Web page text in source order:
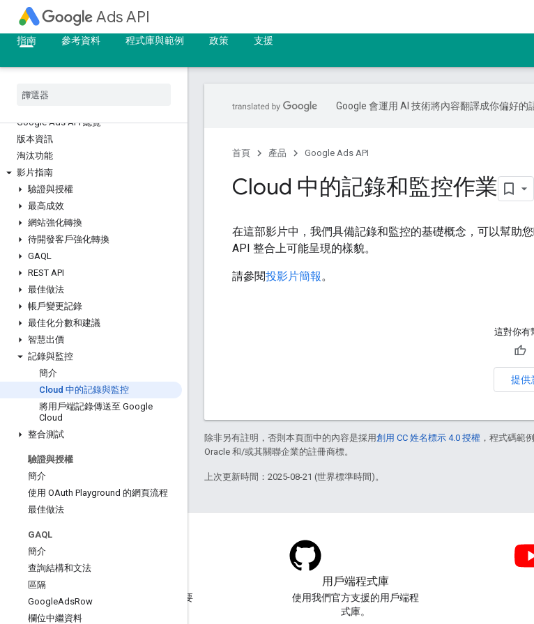
Ads API
指南 參考資料 程式庫與範例 政策 支援
Google Ads API 總覽
版本資訊
淘汰功能
影片指南
驗證與授權
最高成效
網站強化轉換
待開發客戶強化轉換
GAQL
REST API
最佳做法
帳戶變更記錄
最佳化分數和建議
智慧出價
記錄與監控
簡介
Cloud 中的記錄與監控
將用戶端記錄傳送至 Google
Cloud
整合測試
驗證與授權
簡介
使用 OAuth Playground 的網頁流程
最佳做法
GAQL
簡介
查詢結構和文法
區隔
GoogleAdsRow
欄位中繼資料
Google 會運用 AI 技術將內容翻譯成你偏好的
首頁 產品 Google Ads API
Cloud 中的記錄和監控作業
在這部影片中，我們具備記錄和監控的基礎概念，可以幫助
API 整合上可能呈現的樣貌。
請參閱投影片簡報。
這對你有
提供
除非另有註明，否則本頁面中的內容是採用創用 CC 姓名標示 4.0 授權 ，程式碼範
Oracle 和/或其關聯企業的註冊商標。
上次更新時間：2025-08-21 (世界標準時間)。
歡迎前往我們的網誌查看重要
用戶端程式庫
使用我們官方支援的用戶端程
式庫。